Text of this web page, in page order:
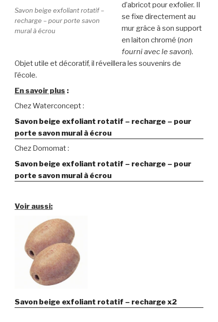
Savon beige exfoliant rotatif –
recharge – pour porte savon
mural à écrou
d’abricot pour exfolier. Il
se fixe directement au
mur grâce à son support
en laiton chromé (non
fourni avec le savon).
Objet utile et décoratif, il réveillera les souvenirs de
l’école.
En savoir plus :
Chez Waterconcept :
Savon beige exfoliant rotatif – recharge – pour
porte savon mural à écrou
Chez Domomat :
Savon beige exfoliant rotatif – recharge – pour
porte savon mural à écrou
Voir aussi:
Savon beige exfoliant rotatif – recharge x2